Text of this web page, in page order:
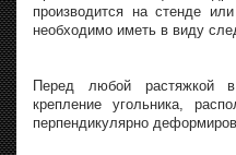
производится на стенде
необходимо иметь в виду
Перед любой растяжкой
крепление угольника,
перпендикулярно